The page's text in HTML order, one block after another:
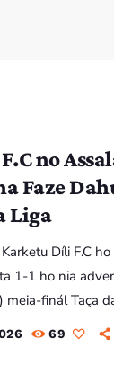
no
Faze
Liga
Díli F.C
1-1 ho nia
finál Taça
Promete Fó
69